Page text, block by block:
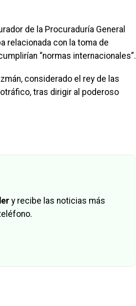
de la Procuraduría General
relacionada con la toma de
“normas internacionales”.
considerado el rey de las
tras dirigir al poderoso
y recibe las noticias más